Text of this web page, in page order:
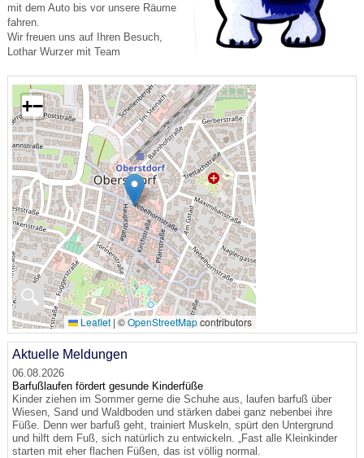
mit dem Auto bis vor unsere Räume
fahren.
Wir freuen uns auf Ihren Besuch,
Lothar Wurzer mit Team
🔍
+−
Leaflet | ©OpenStreetMapcontributors
Aktuelle Meldungen
06.08.2026
Barfußlaufen fördert gesunde Kinderfüße
Kinder ziehen im Sommer gerne die Schuhe aus, laufen barfuß über
Wiesen, Sand und Waldboden und stärken dabei ganz nebenbei ihre
Füße. Denn wer barfuß geht, trainiert Muskeln, spürt den Untergrund
und hilft dem Fuß, sich natürlich zu entwickeln. „Fast alle Kleinkinder
starten mit eher flachen Füßen, das ist völlig normal.